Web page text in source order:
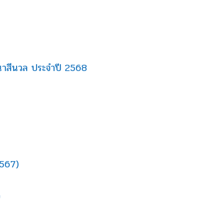
สีนวล ประจำปี 2568